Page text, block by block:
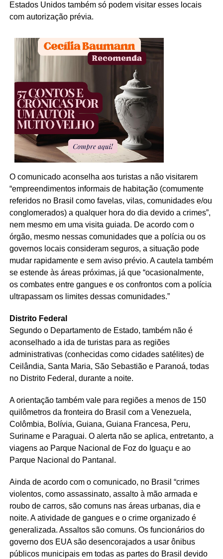
Estados Unidos também só podem visitar esses locais
com autorização prévia.
O comunicado aconselha aos turistas a não visitarem
“empreendimentos informais de habitação (comumente
referidos no Brasil como favelas, vilas, comunidades e/ou
conglomerados) a qualquer hora do dia devido a crimes”,
nem mesmo em uma visita guiada. De acordo com o
órgão, mesmo nessas comunidades que a polícia ou os
governos locais consideram seguros, a situação pode
mudar rapidamente e sem aviso prévio. A cautela também
se estende às áreas próximas, já que “ocasionalmente,
os combates entre gangues e os confrontos com a polícia
ultrapassam os limites dessas comunidades.”
Distrito Federal
Segundo o Departamento de Estado, também não é
aconselhado a ida de turistas para as regiões
administrativas (conhecidas como cidades satélites) de
Ceilândia, Santa Maria, São Sebastião e Paranoá, todas
no Distrito Federal, durante a noite.
A orientação também vale para regiões a menos de 150
quilômetros da fronteira do Brasil com a Venezuela,
Colômbia, Bolívia, Guiana, Guiana Francesa, Peru,
Suriname e Paraguai. O alerta não se aplica, entretanto, a
viagens ao Parque Nacional de Foz do Iguaçu e ao
Parque Nacional do Pantanal.
Ainda de acordo com o comunicado, no Brasil “crimes
violentos, como assassinato, assalto à mão armada e
roubo de carros, são comuns nas áreas urbanas, dia e
noite. A atividade de gangues e o crime organizado é
generalizada. Assaltos são comuns. Os funcionários do
governo dos EUA são desencorajados a usar ônibus
públicos municipais em todas as partes do Brasil devido